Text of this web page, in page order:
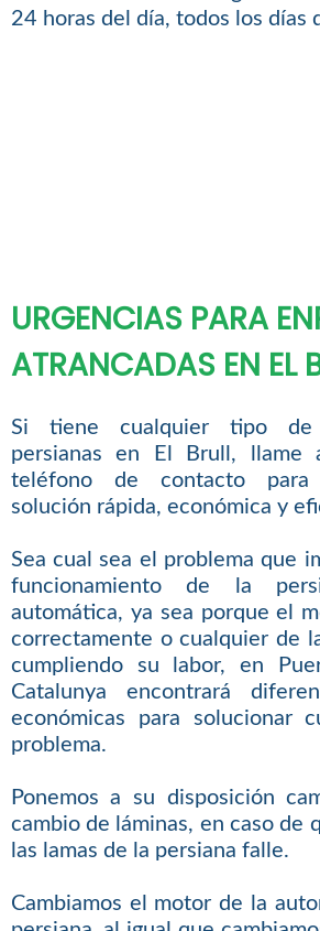
24 horas del día, todos los días
URGENCIAS PARA
ATRANCADAS EN EL
Si tiene cualquier tipo de
persianas en El Brull, llame
teléfono de contacto para
solución rápida, económica y
Sea cual sea el problema que
funcionamiento de la
automática, ya sea porque el
correctamente o cualquier de
cumpliendo su labor, en
Catalunya encontrará
económicas para solucionar
problema.
Ponemos a su disposición
cambio de láminas, en caso de
las lamas de la persiana falle.
Cambiamos el motor de la